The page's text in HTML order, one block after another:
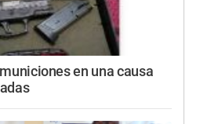
en una causa